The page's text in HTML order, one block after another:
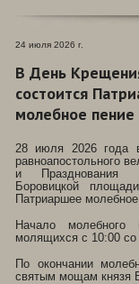
24 июля 2026 г.
В День
состоится
молебное пение
28 июля 2026 года
равноапостольного
и
Боровицкой
Патриаршее
Начало
молящихся с 10:00
По окончании
святым мощам князя